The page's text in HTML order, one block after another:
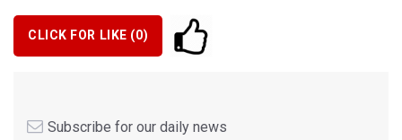
CLICK FOR LIKE (0)
Subscribe for our daily news